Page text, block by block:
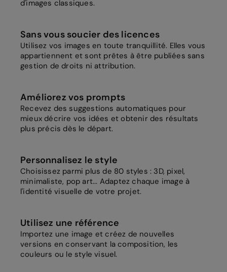
d'images classiques.
Sans vous soucier des licences
Utilisez vos images en toute tranquillité. Elles vous
appartiennent et sont prêtes à être publiées sans
gestion de droits ni attribution.
Améliorez vos prompts
Recevez des suggestions automatiques pour
mieux décrire vos idées et obtenir des résultats
plus précis dès le départ.
Personnalisez le style
Choisissez parmi plus de 80 styles : 3D, pixel,
minimaliste, pop art... Adaptez chaque image à
l'identité visuelle de votre projet.
Utilisez une référence
Importez une image et créez de nouvelles
versions en conservant la composition, les
couleurs ou le style visuel.